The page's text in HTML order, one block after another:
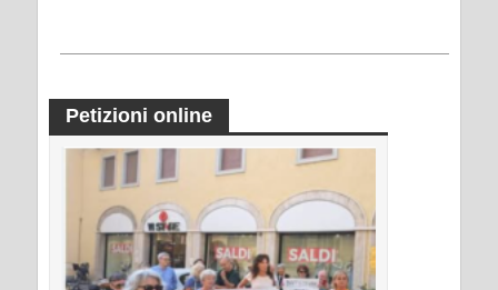
Petizioni online